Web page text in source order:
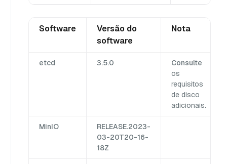
Software
Versão do
software
Nota
etcd 3.5.0
Consulte
os
requisitos
de disco
adicionais.
MinIO
RELEASE.2023-
03-20T20-16-
18Z